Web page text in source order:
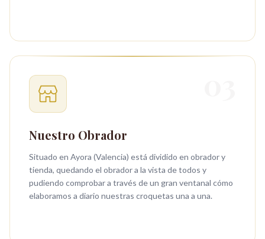
Nuestro Obrador
Situado en Ayora (Valencia) está dividido en obrador y
tienda, quedando el obrador a la vista de todos y
pudiendo comprobar a través de un gran ventanal cómo
elaboramos a diario nuestras croquetas una a una.